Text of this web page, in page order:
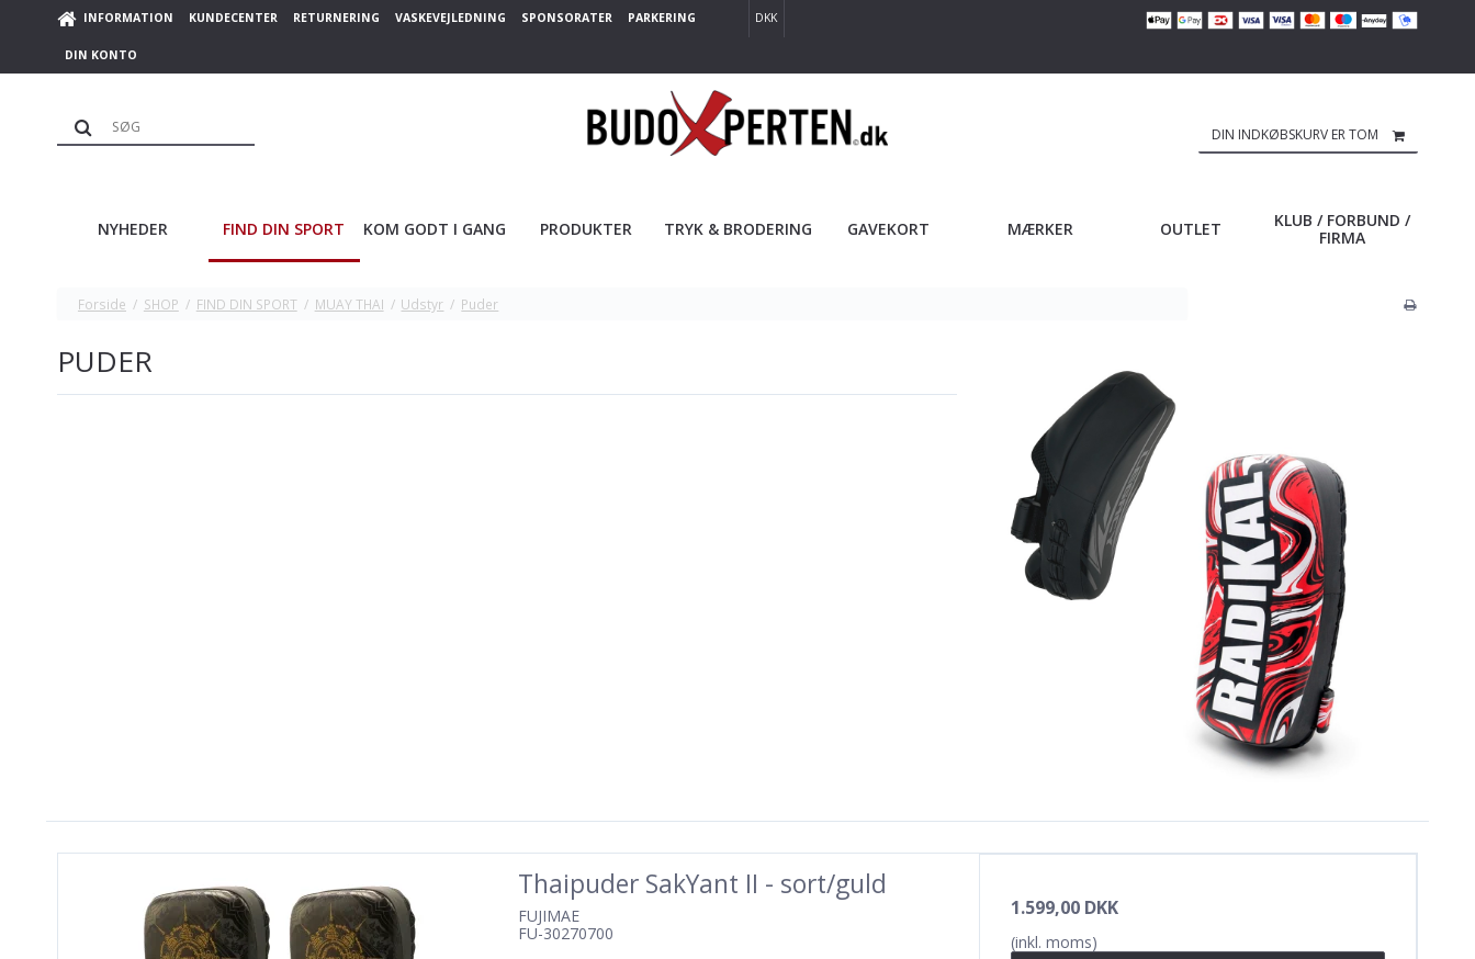
INFORMATION KUNDECENTER RETURNERING VASKEVEJLEDNING SPONSORATER PARKERING
DIN KONTO
DKK
DIN INDKØBSKURV ER TOM
NYHEDER FIND DIN SPORT KOM GODT I GANG PRODUKTER TRYK & BRODERING GAVEKORT MÆRKER OUTLET
KLUB / FORBUND /
FIRMA
Forside / SHOP / FIND DIN SPORT / MUAY THAI / Udstyr / Puder
PUDER
Thaipuder SakYant II - sort/guld
FUJIMAE
FU-30270700
1.599,00 DKK
(inkl. moms)